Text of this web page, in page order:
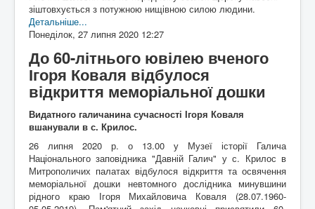
ПостатіХто там
Художники
Діячі
Постаті війни
Архітектура
Відео
ПодіїКоли то було
Історична мандрівка
Історія сіл
Онлайн трансляції
Відео
Погляд згори
Блоги
ькі
писак
Додати блогЛюбителям писанини
Галицькі рагуліЗнайомство з "князьками"
Наболіле Піднімаємо проблеми
Роздуми за кавоюМрії та спогади
нтерс
ький
проек
т"Гал
ич
зіштовхується з потужною нищівною силою людини.
Детальніше...
Понеділок, 27 липня 2020 12:27
До 60-літнього ювілею вченого
Ігоря Коваля відбулося
відкриття меморіальної дошки
Видатного галичанина сучасності Ігоря Коваля
вшанували в с. Крилос.
26 липня 2020 р. о 13.00 у Музеї історії Галича
Національного заповідника "Давній Галич" у с. Крилос в
Митрополичих палатах відбулося відкриття та освячення
меморіальної дошки невтомного дослідника минувшини
рідного краю Ігоря Михайловича Коваля (28.07.1960-